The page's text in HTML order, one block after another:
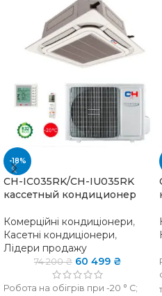
-18%
CH-IC035RK/CH-IU035RK
кассетный кондиционер
Комерційні кондиціонери,
Касетні кондиціонери,
Лідери продажу
74 200₴ 60 499 ₴
Робота на обігрів при -20 ° C;